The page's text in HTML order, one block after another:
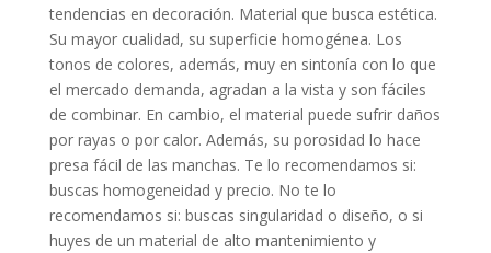
tendencias en decoración. Material que busca estética.
Su mayor cualidad, su superficie homogénea. Los
tonos de colores, además, muy en sintonía con lo que
el mercado demanda, agradan a la vista y son fáciles
de combinar. En cambio, el material puede sufrir daños
por rayas o por calor. Además, su porosidad lo hace
presa fácil de las manchas. Te lo recomendamos si:
buscas homogeneidad y precio. No te lo
recomendamos si: buscas singularidad o diseño, o si
huyes de un material de alto mantenimiento y